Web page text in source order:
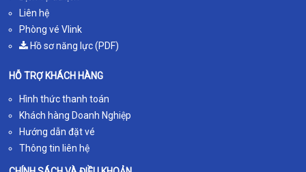
Liên hệ
Phòng vé Vlink
Hồ sơ năng lực (PDF)
HỖ TRỢ KHÁCH HÀNG
Hình thức thanh toán
Khách hàng Doanh Nghiệp
Hướng dẫn đặt vé
Thông tin liên hệ